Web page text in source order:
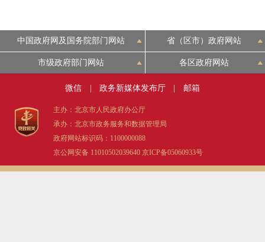
中国政府网及国务院部门网站 省（区市）政府网站
市级政府部门网站 各区政府网站
微信 政务新媒体发布厅 邮箱
主办：北京市人民政府办公厅
承办：北京市政务服务和数据管理局
政府网站标识码：1100000088
京公网安备 11010502039640 京ICP备05060933号